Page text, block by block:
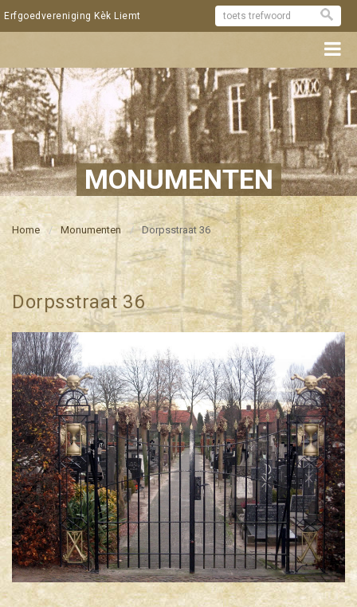
Erfgoedvereniging Kèk Liemt
MONUMENTEN
Home Monumenten Dorpsstraat 36
Dorpsstraat 36